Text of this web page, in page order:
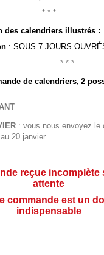
* * *
des calendriers illustrés :
: SOUS 7 JOURS
* * *
de calendriers, 2
: vous nous envoyez le
20 janvier
reçue incomplète
attente
commande est un
indispensable